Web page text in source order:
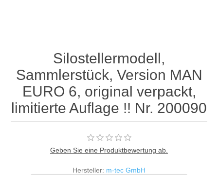
Silostellermodell,
Sammlerstück, Version MAN
EURO 6, original verpackt,
limitierte Auflage !! Nr. 200090
Geben Sie eine Produktbewertung ab.
Hersteller: m-tec GmbH